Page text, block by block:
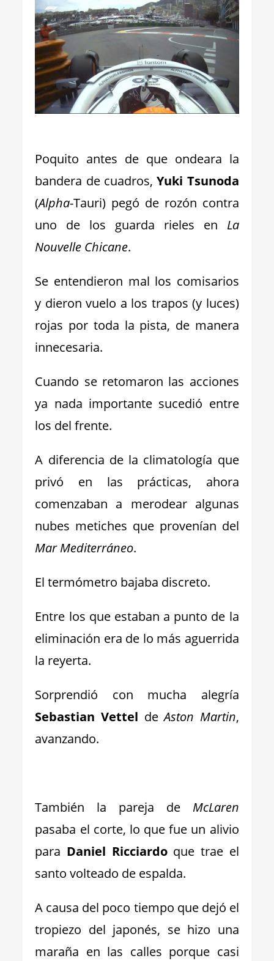
Poquito antes de que ondeara la
bandera de cuadros,Yuki Tsunoda
(Alpha-Tauri) pegó de rozón contra
uno de los guarda rieles en La
Nouvelle Chicane.
Se entendieron mal los comisarios
y dieron vuelo a los trapos (y luces)
rojas por toda la pista, de manera
innecesaria.
Cuando se retomaron las acciones
ya nada importante sucedió entre
los del frente.
A diferencia de la climatología que
privó en las prácticas, ahora
comenzaban a merodear algunas
nubes metiches que provenían del
Mar Mediterráneo.
El termómetro bajaba discreto.
Entre los que estaban a punto de la
eliminación era de lo más aguerrida
la reyerta.
Sorprendió con mucha alegría
Sebastian Vettel deAston Martin,
avanzando.
También la pareja de McLaren
pasaba el corte, lo que fue un alivio
para Daniel Ricciardoque trae el
santo volteado de espalda.
A causa del poco tiempo que dejó el
tropiezo del japonés, se hizo una
maraña en las calles porque casi